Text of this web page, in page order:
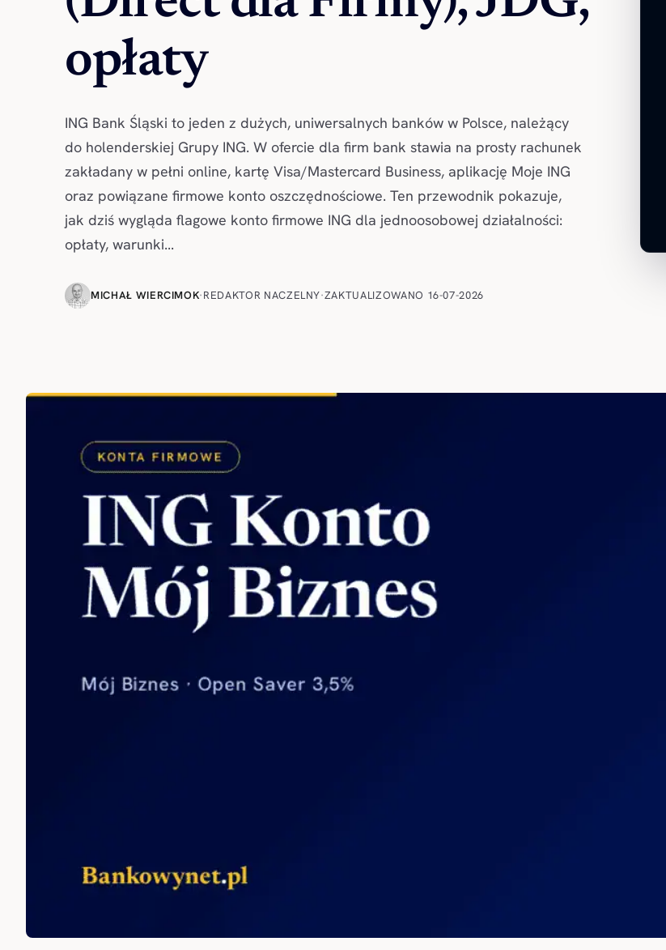
opłaty
ING Bank Śląski to jeden z dużych, uniwersalnych banków w Polsce, należący
do holenderskiej Grupy ING. W ofercie dla firm bank stawia na prosty rachunek
zakładany w pełni online, kartę Visa/Mastercard Business, aplikację Moje ING
oraz powiązane firmowe konto oszczędnościowe. Ten przewodnik pokazuje,
jak dziś wygląda flagowe konto firmowe ING dla jednoosobowej działalności:
opłaty, warunki...
MICHAŁ WIERCIMOK·REDAKTOR NACZELNY·ZAKTUALIZOWANO 16-07-2026